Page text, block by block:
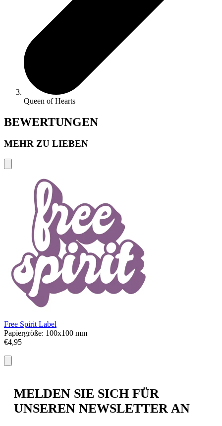
Queen of Hearts
BEWERTUNGEN
MEHR ZU LIEBEN
Free Spirit Label
Papiergröße: 100x100 mm
€4,95
MELDEN SIE SICH FÜR
UNSEREN NEWSLETTER AN